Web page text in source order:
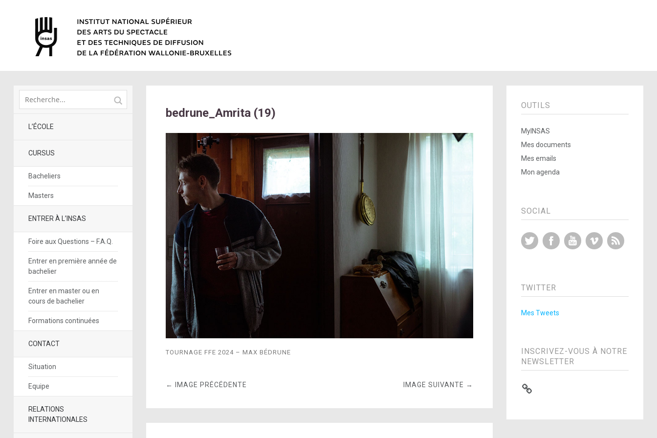
L’ÉCOLE
CURSUS
Bacheliers
Masters
ENTRER À L’INSAS
Foire aux Questions – F.A.Q.
Entrer en première année de
bachelier
Entrer en master ou en
cours de bachelier
Formations continuées
CONTACT
Situation
Equipe
RELATIONS
INTERNATIONALES
bedrune_Amrita (19)
TOURNAGE FFE 2024 – MAX BÉDRUNE
← IMAGE PRÉCÉDENTE IMAGE SUIVANTE →
OUTILS
MyINSAS
Mes documents
Mes emails
Mon agenda
SOCIAL
Twitter FacebookYouTubeVimeo
TWITTER
Mes Tweets
INSCRIVEZ-VOUS À NOTRE
NEWSLETTER